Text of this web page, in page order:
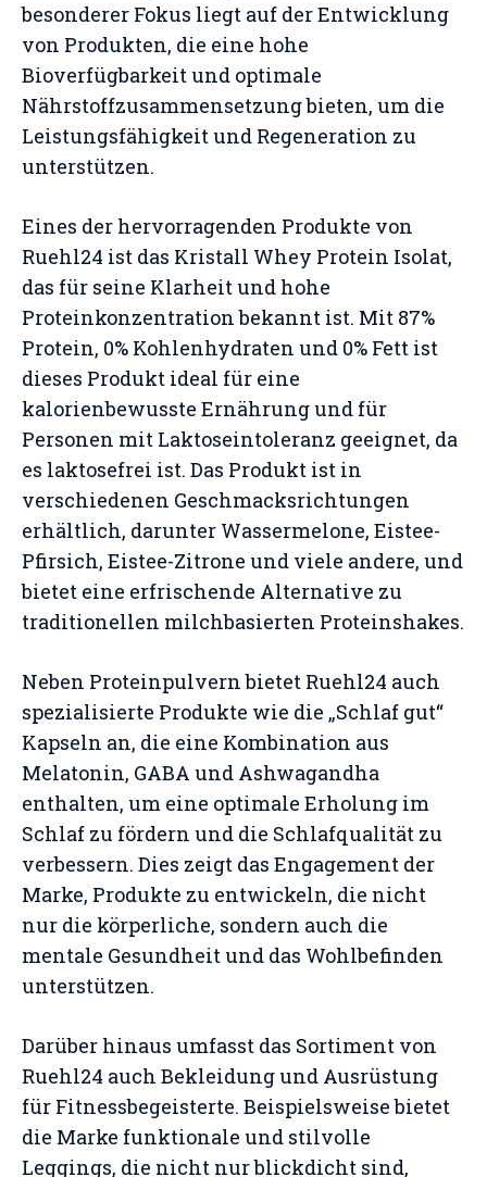
besonderer Fokus liegt auf der Entwicklung
von Produkten, die eine hohe
Bioverfügbarkeit und optimale
Nährstoffzusammensetzung bieten, um die
Leistungsfähigkeit und Regeneration zu
unterstützen.
Eines der hervorragenden Produkte von
Ruehl24 ist das Kristall Whey Protein Isolat,
das für seine Klarheit und hohe
Proteinkonzentration bekannt ist. Mit 87%
Protein, 0% Kohlenhydraten und 0% Fett ist
dieses Produkt ideal für eine
kalorienbewusste Ernährung und für
Personen mit Laktoseintoleranz geeignet, da
es laktosefrei ist. Das Produkt ist in
verschiedenen Geschmacksrichtungen
erhältlich, darunter Wassermelone, Eistee-
Pfirsich, Eistee-Zitrone und viele andere, und
bietet eine erfrischende Alternative zu
traditionellen milchbasierten Proteinshakes​​.
Neben Proteinpulvern bietet Ruehl24 auch
spezialisierte Produkte wie die „Schlaf gut“
Kapseln an, die eine Kombination aus
Melatonin, GABA und Ashwagandha
enthalten, um eine optimale Erholung im
Schlaf zu fördern und die Schlafqualität zu
verbessern. Dies zeigt das Engagement der
Marke, Produkte zu entwickeln, die nicht
nur die körperliche, sondern auch die
mentale Gesundheit und das Wohlbefinden
unterstützen​​.
Darüber hinaus umfasst das Sortiment von
Ruehl24 auch Bekleidung und Ausrüstung
für Fitnessbegeisterte. Beispielsweise bietet
die Marke funktionale und stilvolle
Leggings, die nicht nur blickdicht sind,